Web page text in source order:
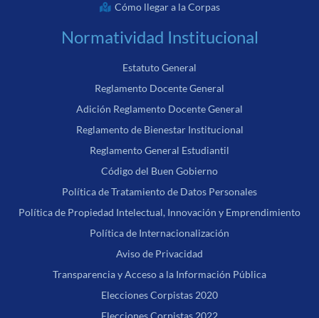
Cómo llegar a la Corpas
Normatividad Institucional
Estatuto General
Reglamento Docente General
Adición Reglamento Docente General
Reglamento de Bienestar Institucional
Reglamento General Estudiantil
Código del Buen Gobierno
Política de Tratamiento de Datos Personales
Política de Propiedad Intelectual, Innovación y Emprendimiento
Política de Internacionalización
Aviso de Privacidad
Transparencia y Acceso a la Información Pública
Elecciones Corpistas 2020